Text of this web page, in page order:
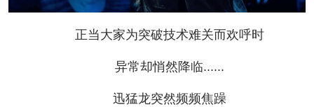
正当大家为突破技术难关而欢呼时
异常却悄然降临......
迅猛龙突然频频焦躁